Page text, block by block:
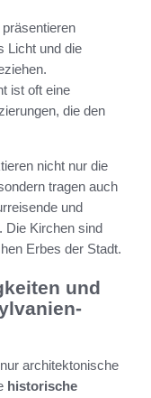
Licht und die
ist oft eine
die den
nicht nur die
tragen auch
und
Die Kirchen sind
Erbes der Stadt.
und
architektonische
historische